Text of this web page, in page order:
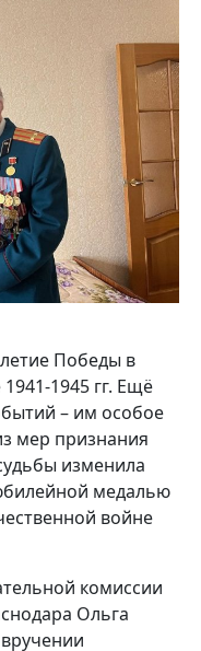
Победы в
1945 гг. Ещё
– им особое
мер признания
изменила
медалью
войне
комиссии
Ольга